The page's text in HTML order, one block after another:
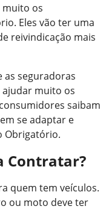
muito os
Eles vão ter uma
reivindicação mais
as seguradoras
ajudar muito os
saibam
se adaptar e
Obrigatório.
Contratar?
quem tem veículos.
ou moto deve ter